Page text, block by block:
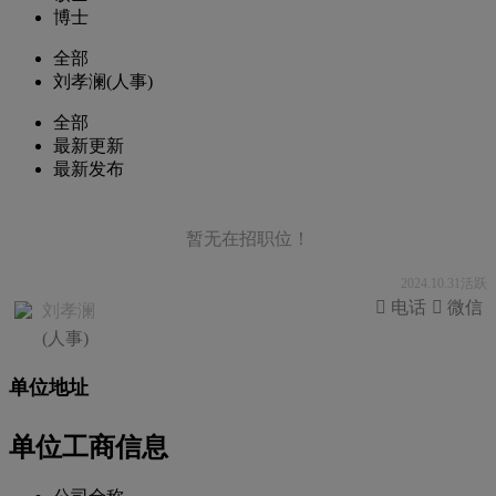
博士
全部
刘孝澜(人事)
全部
最新更新
最新发布
暂无在招职位！
2024.10.31活跃
刘孝澜
(人事)
 微信
 电话
单位地址
单位工商信息